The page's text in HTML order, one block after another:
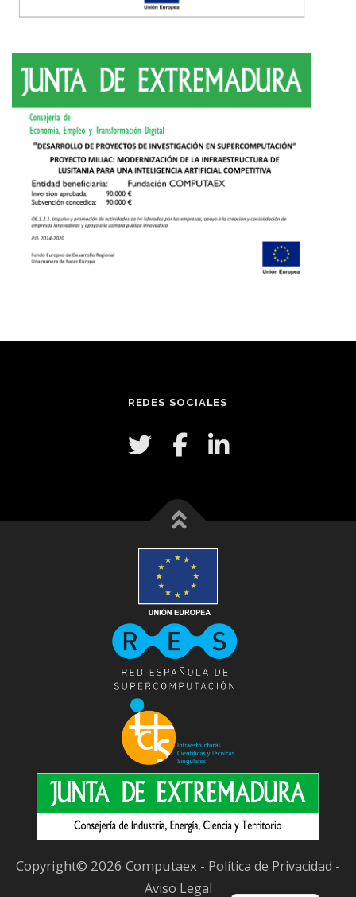
REDES SOCIALES
Copyright© 2026 Computaex - Política de Privacidad -
Aviso Legal